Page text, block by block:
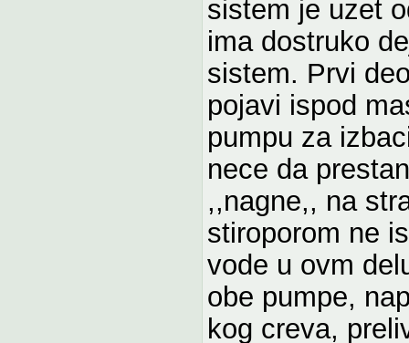
sistem je uzet
ima dostruko
sistem. Prvi
pojavi ispod
pumpu za
nece da
,,nagne,, na
stiroporom ne
vode u ovm
obe pumpe,
kog creva,